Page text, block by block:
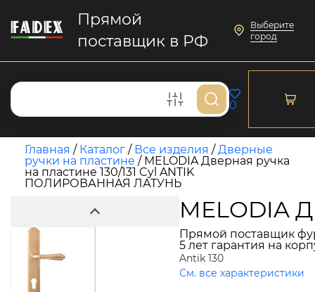
Прямой
поставщик в РФ
Выберите
город
0
Главная / Каталог / Все изделия /Дверные
ручки на пластине / MELODIA Дверная ручка
на пластине 130/131 Cyl ANTIK
ПОЛИРОВАННАЯ ЛАТУНЬ
MELODIA
Прямой поставщик
5 лет гарантия на
Antik 130
См. все характеристики